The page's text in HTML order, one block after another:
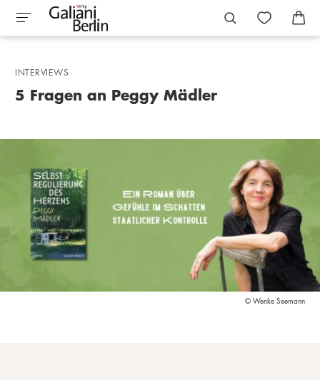
INTERVIEWS
5 Fragen an Peggy Mädler
© Wenke Seemann